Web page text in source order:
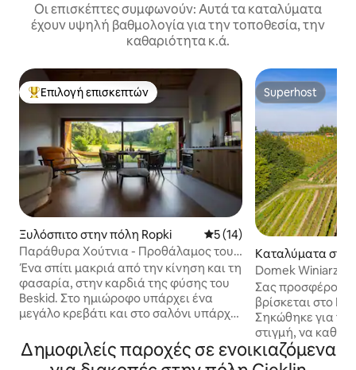
Οι επισκέπτες συμφωνούν: Αυτά τα καταλύματα
έχουν υψηλή βαθμολογία για την τοποθεσία, την
καθαριότητα κ.ά.
Κορυφαία επιλογή επισκεπτών
Επιλογή επισκεπτών
Ξυλόσπιτο στην πόλη Ropki Μέση βαθμολογία: 5 στα 5,
5 (14)
Παράθυρα Χούτνια - Προθάλαμος του
Ουρανού
Ένα σπίτι μακριά από την κίνηση και τη
φασαρία, στην καρδιά της φύσης του
Beskid. ​Στο ημιώροφο υπάρχει ένα
μεγάλο κρεβάτι και στο σαλόνι υπάρχει
υπνοδωμάτια δεν είναι χωρισμένα), μια
καλά εξοπλισμένη κουζίνα,
Superhost
Superhost
Καταλύματα
rówka
Domek Winiarza
Σας
βρίσκεται στο
Σηκώθηκε για να
στιγμή, να
σταματήσει να
ξεκουραστεί.
Δημοφιλείς παροχές σε ενοικιαζόμενα